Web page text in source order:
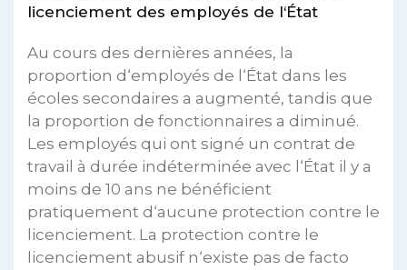
licenciement des employés de l‘État
Au cours des dernières années, la
proportion d‘employés de l‘État dans les
écoles secondaires a augmenté, tandis que
la proportion de fonctionnaires a diminué.
Les employés qui ont signé un contrat de
travail à durée indéterminée avec l‘État il y a
moins de 10 ans ne bénéficient
pratiquement d‘aucune protection contre le
licenciement. La protection contre le
licenciement abusif n‘existe pas de facto